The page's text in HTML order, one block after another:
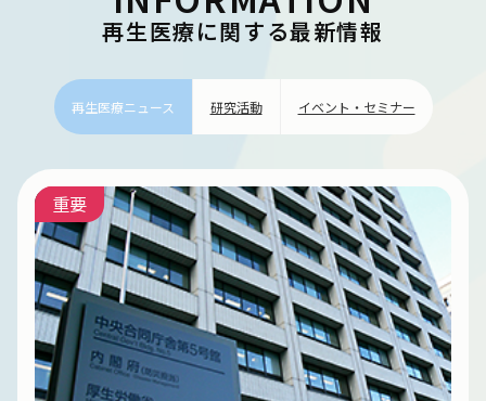
再生医療に関する最新情報
再生医療ニュース 研究活動 イベント・セミナー
重要